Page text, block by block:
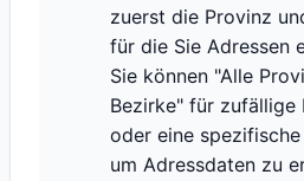
zuerst die Provinz
für die Sie Adressen
Sie können "Alle
Bezirke" für zufällige
oder eine
um Adressdaten zu